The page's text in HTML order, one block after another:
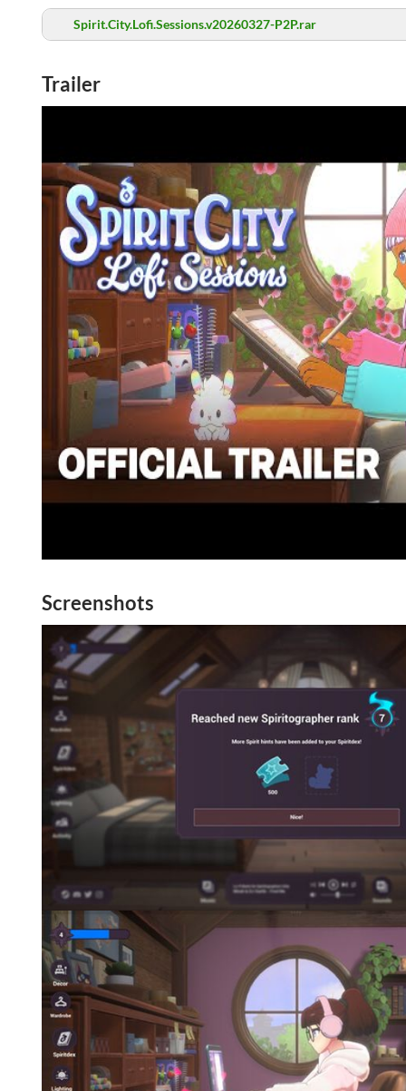
Spirit.City.Lofi.Sessions.v20260327-P2P.rar
Trailer
Screenshots